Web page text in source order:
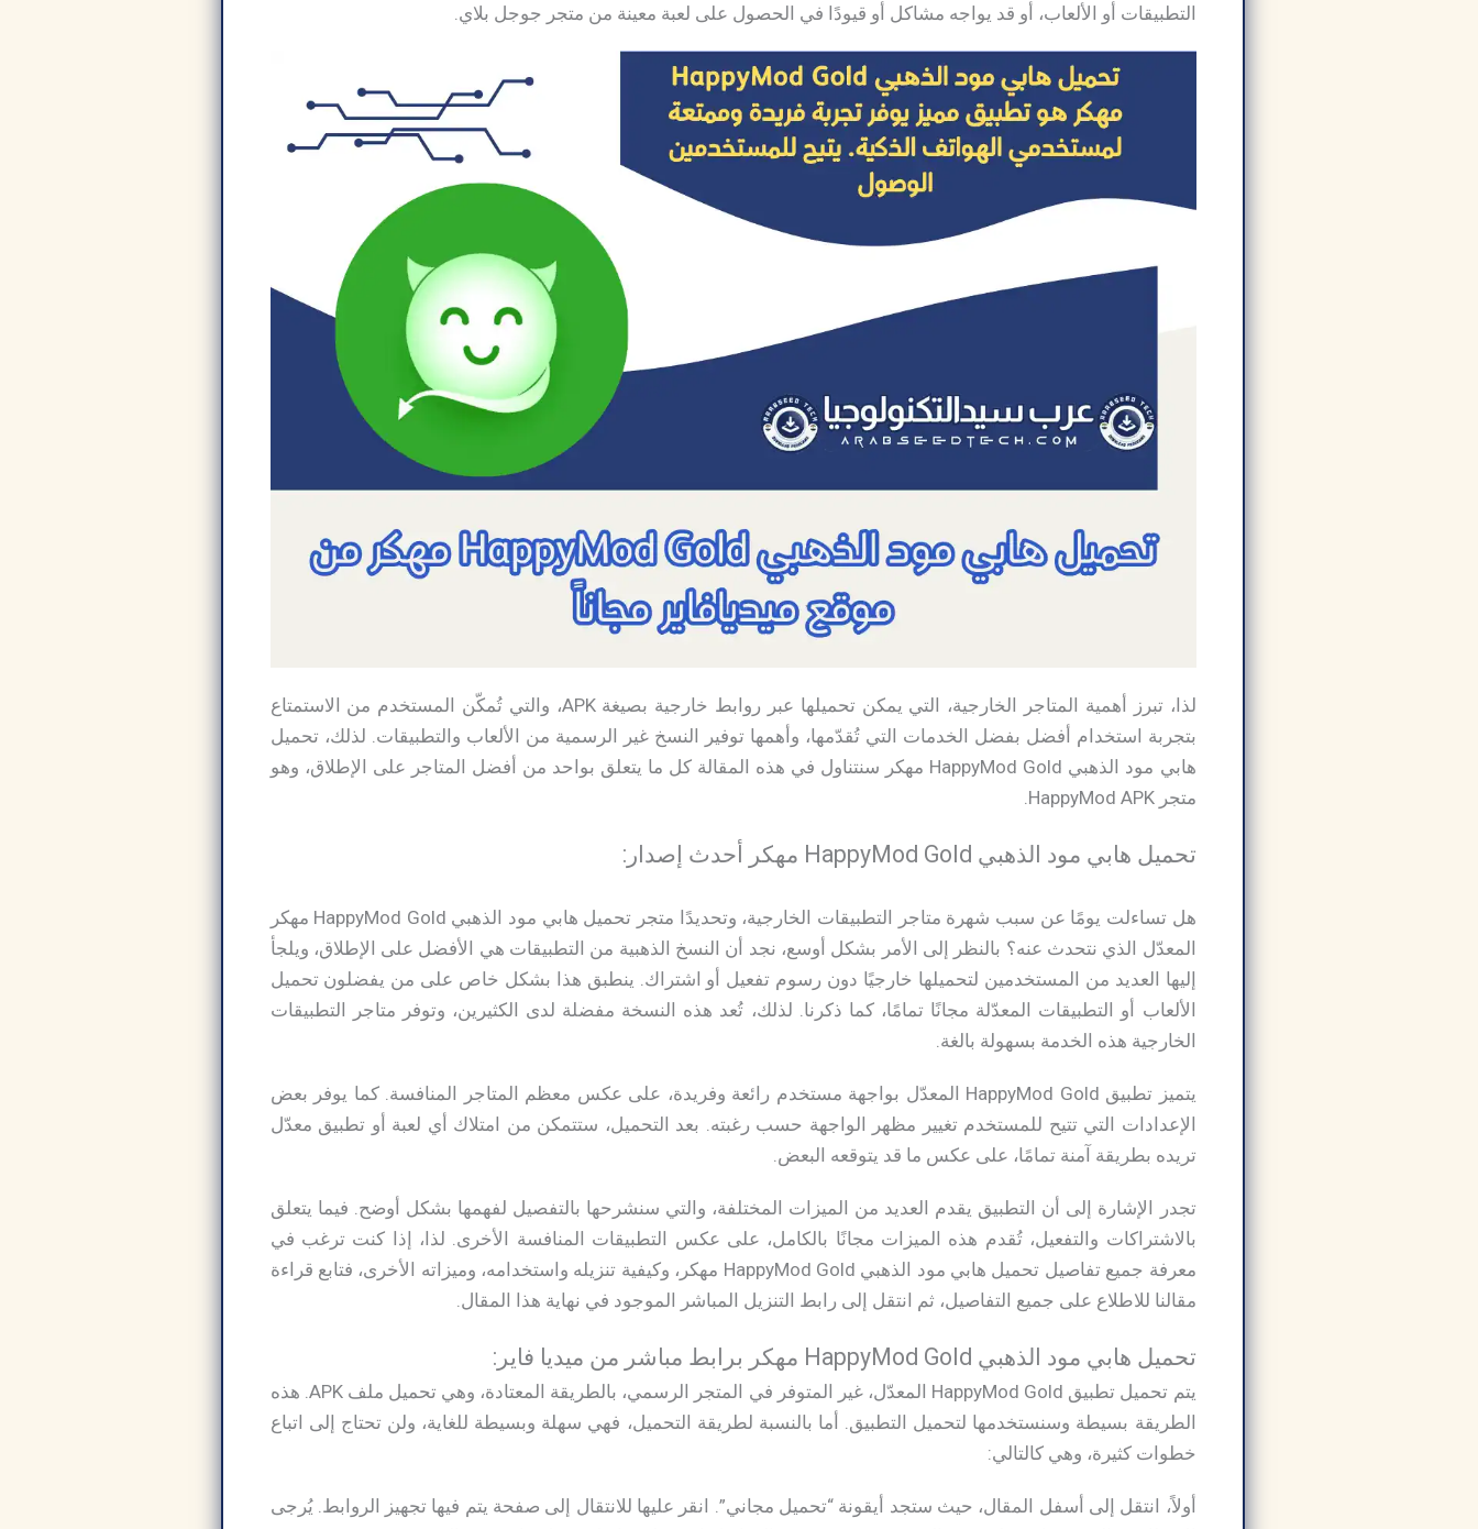
التطبيقات أو الألعاب، أو قد يواجه مشاكل أو قيودًا في الحصول على لعبة معينة من متجر جوجل بلاي.
لذا، تبرز أهمية المتاجر الخارجية، التي يمكن تحميلها عبر روابط خارجية بصيغة APK، والتي تُمكّن المستخدم من الاستمتاع
بتجربة استخدام أفضل بفضل الخدمات التي تُقدّمها، وأهمها توفير النسخ غير الرسمية من الألعاب والتطبيقات. لذلك، تحميل
هابي مود الذهبي HappyMod Gold مهكر سنتناول في هذه المقالة كل ما يتعلق بواحد من أفضل المتاجر على الإطلاق، وهو
متجر HappyMod APK.
تحميل هابي مود الذهبي HappyMod Gold مهكر أحدث إصدار:
هل تساءلت يومًا عن سبب شهرة متاجر التطبيقات الخارجية، وتحديدًا متجر تحميل هابي مود الذهبي HappyMod Gold مهكر
المعدّل الذي نتحدث عنه؟ بالنظر إلى الأمر بشكل أوسع، نجد أن النسخ الذهبية من التطبيقات هي الأفضل على الإطلاق، ويلجأ
إليها العديد من المستخدمين لتحميلها خارجيًا دون رسوم تفعيل أو اشتراك. ينطبق هذا بشكل خاص على من يفضلون تحميل
الألعاب أو التطبيقات المعدّلة مجانًا تمامًا، كما ذكرنا. لذلك، تُعد هذه النسخة مفضلة لدى الكثيرين، وتوفر متاجر التطبيقات
الخارجية هذه الخدمة بسهولة بالغة.
يتميز تطبيق HappyMod Gold المعدّل بواجهة مستخدم رائعة وفريدة، على عكس معظم المتاجر المنافسة. كما يوفر بعض
الإعدادات التي تتيح للمستخدم تغيير مظهر الواجهة حسب رغبته. بعد التحميل، ستتمكن من امتلاك أي لعبة أو تطبيق معدّل
تريده بطريقة آمنة تمامًا، على عكس ما قد يتوقعه البعض.
تجدر الإشارة إلى أن التطبيق يقدم العديد من الميزات المختلفة، والتي سنشرحها بالتفصيل لفهمها بشكل أوضح. فيما يتعلق
بالاشتراكات والتفعيل، تُقدم هذه الميزات مجانًا بالكامل، على عكس التطبيقات المنافسة الأخرى. لذا، إذا كنت ترغب في
معرفة جميع تفاصيل تحميل هابي مود الذهبي HappyMod Gold مهكر، وكيفية تنزيله واستخدامه، وميزاته الأخرى، فتابع قراءة
مقالنا للاطلاع على جميع التفاصيل، ثم انتقل إلى رابط التنزيل المباشر الموجود في نهاية هذا المقال.
تحميل هابي مود الذهبي HappyMod Gold مهكر برابط مباشر من ميديا فاير:
يتم تحميل تطبيق HappyMod Gold المعدّل، غير المتوفر في المتجر الرسمي، بالطريقة المعتادة، وهي تحميل ملف APK. هذه
الطريقة بسيطة وسنستخدمها لتحميل التطبيق. أما بالنسبة لطريقة التحميل، فهي سهلة وبسيطة للغاية، ولن تحتاج إلى اتباع
خطوات كثيرة، وهي كالتالي:
أولاً، انتقل إلى أسفل المقال، حيث ستجد أيقونة “تحميل مجاني”. انقر عليها للانتقال إلى صفحة يتم فيها تجهيز الروابط. يُرجى